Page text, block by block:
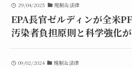
29/04/2025 規制＆法律
EPA長官ゼルディンが全米
汚染者負担原則と科学強化
09/02/2024 規制＆法律